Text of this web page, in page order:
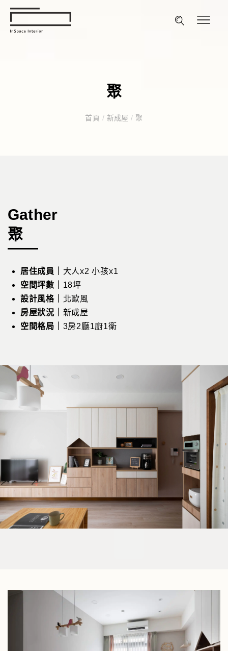
聚
首頁 / 新成屋/ 聚
Gather
聚
居住成員｜ 大人x2小孩x1
空間坪數｜ 18坪
設計風格｜ 北歐風
房屋狀況｜ 新成屋
空間格局｜ 3房2廳1廚1衛